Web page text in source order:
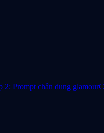
2: Prompt chân dung glamour